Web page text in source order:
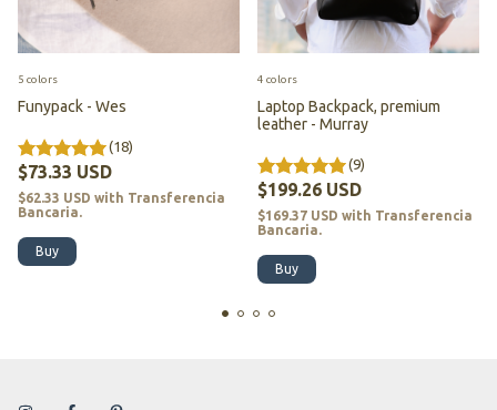
Funypack - Wes
(18)
$73.33 USD
$62.33 USD with Transferencia
Bancaria.
5 colors
Buy
Laptop Backpack, premium
leather - Murray
(9)
$199.26 USD
$169.37 USD with Transferencia
Bancaria.
4 colors
Buy